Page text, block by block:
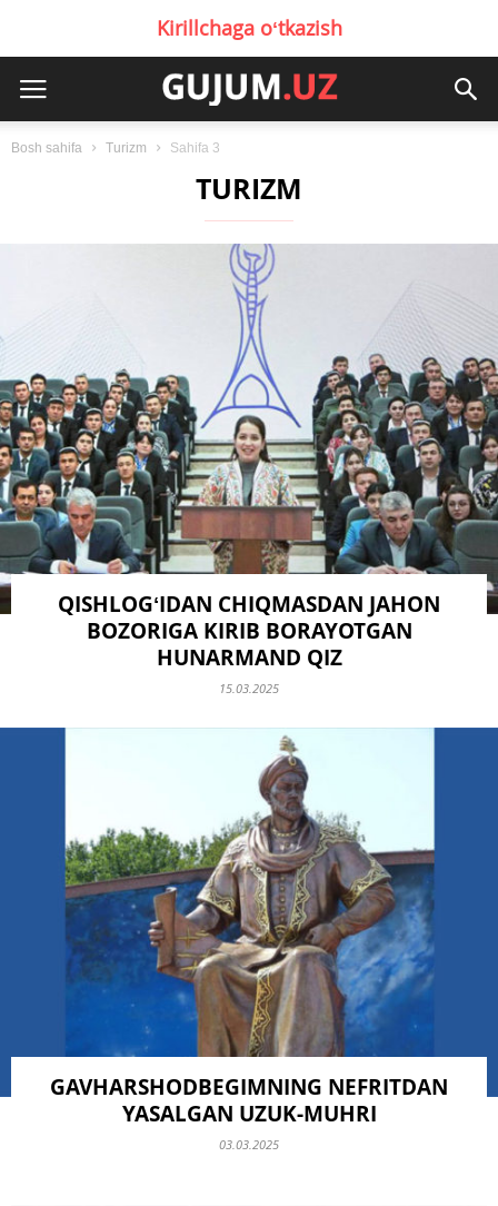
Kirillchaga oʻtkazish
Bosh sahifa Turizm Sahifa 3
TURIZM
QISHLOGʻIDAN CHIQMASDAN JAHON
BOZORIGA KIRIB BORAYOTGAN
HUNARMAND QIZ
15.03.2025
GAVHARSHODBEGIMNING NEFRITDAN
YASALGAN UZUK-MUHRI
03.03.2025